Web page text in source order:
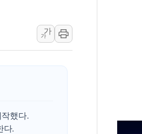
HDC랩스, 'BUILD CON SUMMIT
와이즈버즈, 상반기 매출 245억원…
배준영 의원 "거주 사용 형태에 따른
[컨콜] 네이버, AI탭 월간 활성 이용자
합수본, '투표율 조작 의혹' 서울·경
가
가
했다.
다.